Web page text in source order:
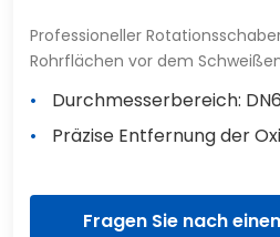
Professioneller
Rohrflächen vor dem
Durchmesserbereich:
Präzise Entfernung der
Fragen Sie nach